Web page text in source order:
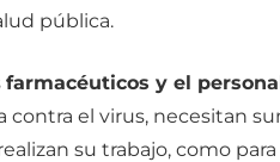
pública.
farmacéuticos y el
contra el virus, necesitan
su trabajo, como